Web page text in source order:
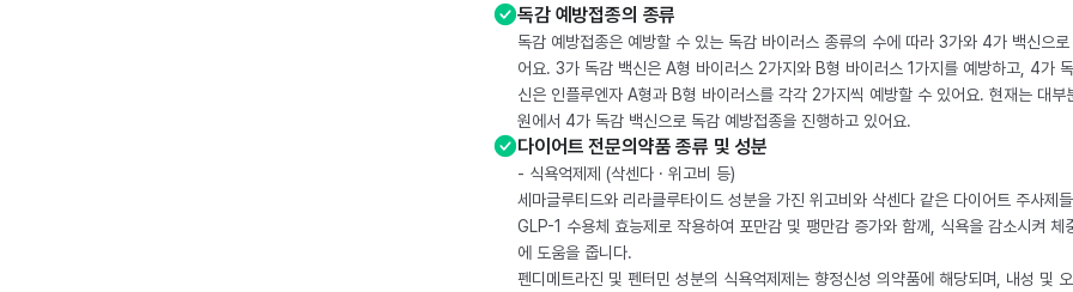
독감 예방접종의 종류
독감 예방접종은 예방할 수 있는 독감 바이러스 종류의 수에 따라 3가와 4가 백신으로
어요. 3가 독감 백신은 A형 바이러스 2가지와 B형 바이러스 1가지를 예방하고, 4가
신은 인플루엔자 A형과 B형 바이러스를 각각 2가지씩 예방할 수 있어요. 현재는 대부
원에서 4가 독감 백신으로 독감 예방접종을 진행하고 있어요.
다이어트 전문의약품 종류 및 성분
- 식욕억제제 (삭센다 · 위고비 등)
세마글루티드와 리라클루타이드 성분을 가진 위고비와 삭센다 같은 다이어트 주사제
GLP-1 수용체 효능제로 작용하여 포만감 및 팽만감 증가와 함께, 식욕을 감소시켜 체
에 도움을 줍니다.
펜디메트라진 및 펜터민 성분의 식욕억제제는 향정신성 의약품에 해당되며, 내성 및